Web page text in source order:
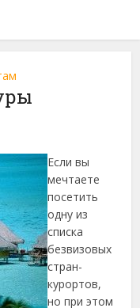
Если вы
мечтаете
посетить
одну из
списка
безвизовых
стран-
курортов,
но при этом